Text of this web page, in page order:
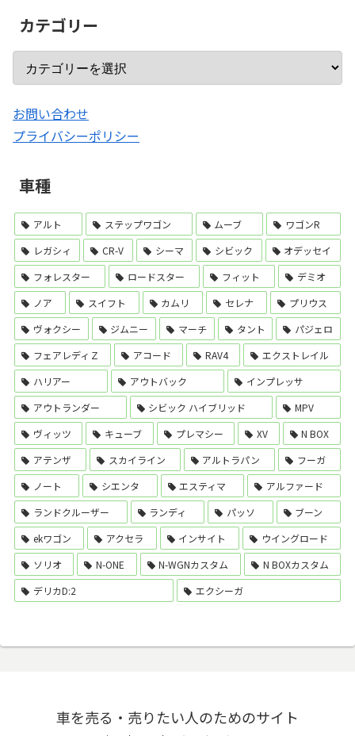
カテゴリー
お問い合わせ
プライバシーポリシー
車種
アルト ステップワゴン ムーブ
ワゴンR
レガシィ
CR-V シーマ シビック
オデッセイ
フォレスター
ロードスター フィット
デミオ
ノア
スイフト カムリ セレナ
プリウス
ヴォクシー
ジムニー マーチ タント
パジェロ
フェアレディＺ
アコード RAV4
エクストレイル
ハリアー
アウトバック
インプレッサ
アウトランダー
シビック ハイブリッド
MPV
ヴィッツ
キューブ プレマシー XV
N BOX
アテンザ
スカイライン アルトラパン
フーガ
ノート
シエンタ エスティマ
アルファード
ランドクルーザー
ランディ パッソ
ブーン
ekワゴン
アクセラ インサイト
ウイングロード
ソリオ
N-ONE N-WGNカスタム
N BOXカスタム
デリカD:2
エクシーガ
車を売る・売りたい人のためのサイト